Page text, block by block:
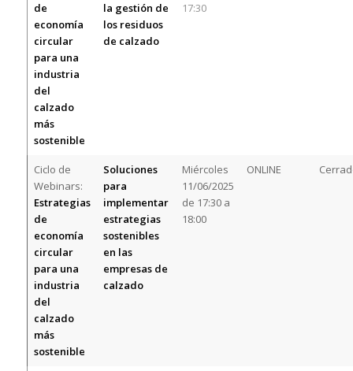
de
economía
circular
para una
industria
del
calzado
más
sostenible
la gestión de
los residuos
de calzado
17:30
Ciclo de
Webinars:
Estrategias
de
economía
circular
para una
industria
del
calzado
más
sostenible
Soluciones
para
implementar
estrategias
sostenibles
en las
empresas de
calzado
Miércoles
11/06/2025
de 17:30 a
18:00
ONLINE